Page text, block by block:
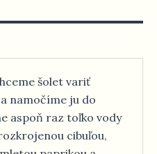
šolet variť
namočíme ju do
aspoň raz toľko vody
cibuľou,